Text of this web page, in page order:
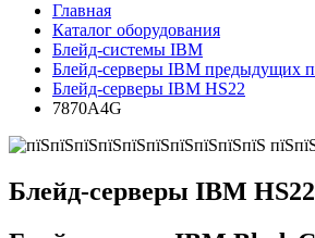
Главная
Каталог оборудования
Блейд-системы IBM
Блейд-серверы IBM предыдущих
Блейд-серверы IBM HS22
7870A4G
Блейд-серверы IBM HS22